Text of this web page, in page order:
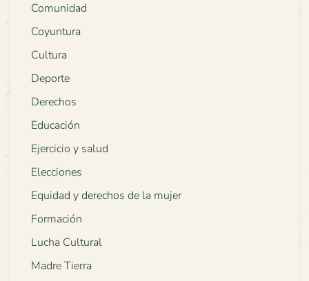
Comunidad
Coyuntura
Cultura
Deporte
Derechos
Educación
Ejercicio y salud
Elecciones
Equidad y derechos de la mujer
Formación
Lucha Cultural
Madre Tierra